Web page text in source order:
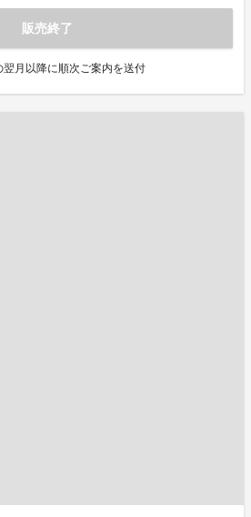
販売終了
月以降に順次ご案内を送付